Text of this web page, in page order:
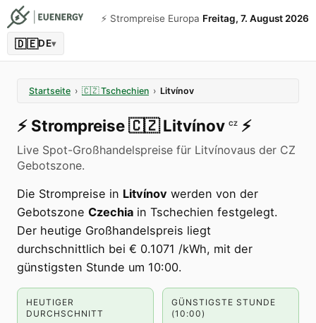
⚡️ Strompreise Europa Freitag, 7. August 2026
🇩🇪DE▾
Startseite › 🇨🇿 Tschechien › Litvínov
⚡️ Strompreise🇨🇿 Litvínov CZ ⚡️
Live Spot-Großhandelspreise für Litvínovaus der CZ
Gebotszone.
Die Strompreise in Litvínov werden von der
Gebotszone Czechia in Tschechien festgelegt.
Der heutige Großhandelspreis liegt
durchschnittlich bei € 0.1071 /kWh, mit der
günstigsten Stunde um 10:00.
HEUTIGER
DURCHSCHNITT
GÜNSTIGSTE STUNDE
(10:00)